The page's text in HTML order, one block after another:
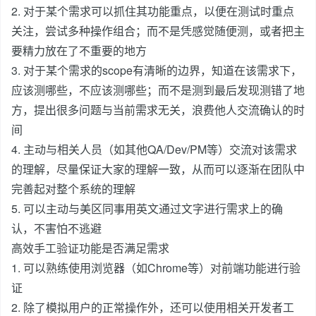
2. 对于某个需求可以抓住其功能重点，以便在测试时重点
关注，尝试多种操作组合；而不是凭感觉随便测，或者把主
要精力放在了不重要的地方
3. 对于某个需求的scope有清晰的边界，知道在该需求下，
应该测哪些，不应该测哪些；而不是测到最后发现测错了地
方，提出很多问题与当前需求无关，浪费他人交流确认的时
间
4. 主动与相关人员（如其他QA/Dev/PM等）交流对该需求
的理解，尽量保证大家的理解一致，从而可以逐渐在团队中
完善起对整个系统的理解
5. 可以主动与美区同事用英文通过文字进行需求上的确
认，不害怕不逃避
高效手工验证功能是否满足需求
1. 可以熟练使用浏览器（如Chrome等）对前端功能进行验
证
2. 除了模拟用户的正常操作外，还可以使用相关开发者工